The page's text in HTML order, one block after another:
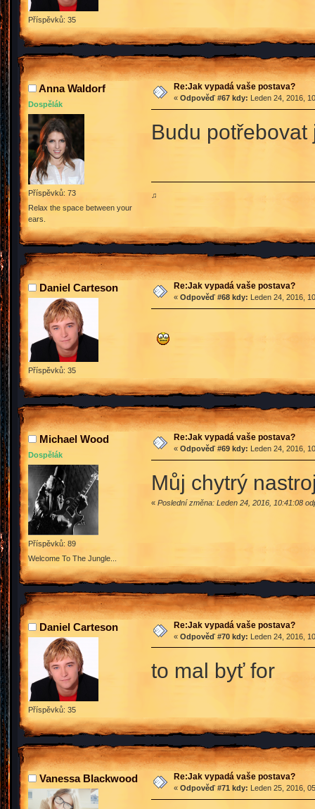
Příspěvků: 35
Anna Waldorf
Dospělák
Příspěvků: 73
Relax the space between your
ears.
Re:Jak vypadá vaše postava?
« Odpověď #67 kdy: Leden 24, 2016,
Budu
♫
Daniel Carteson
Příspěvků: 35
Re:Jak vypadá vaše postava?
« Odpověď #68 kdy: Leden 24, 2016,
Michael Wood
Dospělák
Příspěvků: 89
Welcome To The Jungle...
Re:Jak vypadá vaše postava?
« Odpověď #69 kdy: Leden 24, 2016,
Můj chytrý
« Poslední změna: Leden 24, 2016, 10:41:08
Daniel Carteson
Příspěvků: 35
Re:Jak vypadá vaše postava?
« Odpověď #70 kdy: Leden 24, 2016,
to mal byť for
Vanessa Blackwood Re:Jak vypadá vaše postava?
« Odpověď #71 kdy: Leden 25, 2016,